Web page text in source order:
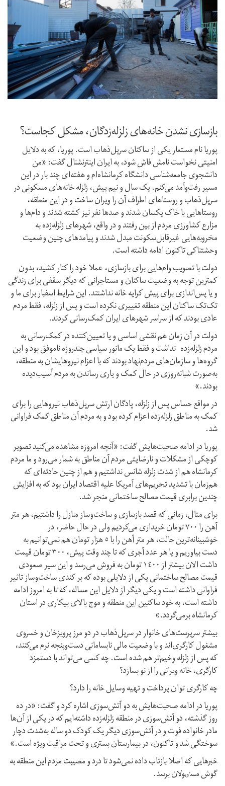
بازسازی نشدن خانه‌های زلزله‌زدگان، مشکل کجاست؟
پوریا نام مستعار یکی از ساکنان سرپل‌ذهاب است. پوریا، که به دلایل
امنیتی نخواست نامش فاش شود، به ایران اینترنشنال گفت: «من
دانشجوی جامعه‌شناسی دانشگاه کرمانشاه‌ام و هفته‌ای چند بار در این
مسیر رفت‌‌و‌آمد می‌کنم. یک‌ سال‌ و‌ نیم پیش، زلزله خانه‌های مسکونی در
سرپل‌ذهاب و روستاهای اطراف آن را ویران ساخت و در این منطقه،
روستاهایی با خاک یکسان شدند و صدها نفر نیز کشته شدند و دام‌ها و
مزارع کشاورزی مردم از بین رفتند و در واقع، شهرهای زلزله‌زده به
مخروبه‌هایی غیرقابل‌سکونت مبدل شدند و پیامد‌های چنین وضعیت
وحشتناکی تاکنون ادامه داشته است.
دولت با تصویب وام‌هایی برای بازسازی، عملا خود را کنار کشید، بدون
کمترین توجه به وضعیت ساکنان و مستاجرانی که دیگر سقفی برای زندگی
و یا پس‌اندازی برای پیش کرایه‌ خانه نداشتند. این شرایط اسفبار برای ما و
تک‌تک ساکنان این منطقه تغییری نکرده است و پس از زلزله، فقط مردم
عادی بودند که از سراسر شهر‌های ایران کمک‌رسانی کردند.
دولت در آن زمان هم نقشی اساسی و یا تعیین‌کننده در کمک‌رسانی به
مردم زلزله‌زده نداشت و فقط یک مانور سیاسی چند‌روزه ناموفق بود و این
گروه‌ها و سازمان‌های مردم‌نهاد بودند که با اعزام نیرو‌هایشان به منطقه،
به‌صورت شبانه‌‌روزی در حال کمک و یاری رساندن به مردم آسیب‌دیده
بودند.»
در مواقع حساس پس از زلزله، پادگان ارتش سرپل‌ذهاب نیروهایی را برای
کمک به مناطق زلزله‌زده اعزام کرده بود و به مردم آن مناطق کمک فراوانی
شد.
پوریا در ادامه صحبت‌هایش گفت: «آنچه امروزه مشاهده می‌کنید تصویر
کوچکی از مشکلات و نارضایتی مردم آن مناطق به شمار می‌رود و ما مردم
کرمانشاه هم از شدت زلزله شانس نداشتیم و هم از چنین حادثه‌ای که
هم‌زمان با تشدید تحریم‌های آمریکا علیه اقتصاد ایران بود که به افزایش
چندین برابری قیمت‌ مصالح ساختمانی منجر شد.
برای مثال، زمانی که قصد بازسازی و ساخت‌و‌ساز منازل را داشتیم، هر متر
آهن را ۷۰۰ تومان خریداری می‌کردیم ولی در حال حاضر، در
خوشبینانه‌ترین حالت، هر متر آهن را با ٥ هزار تومان هم نمی‌توانیم به
دست بیاوریم و یا هر عدد آجری که تا چند وقت پیش، ۳۰۰ تومان قیمت
داشت الان بیشتر از ۱٤۰۰ تومان به فروش می‌رسد و این سیر صعودی
قیمت مصالح ساختمانی یکی از دلایلی بوده که بر کندی ساخت‌و‌ساز تاثیر
فراوانی داشته است و یکی دیگر از دلایل این مساله، که تا به امروز ادامه
داشته است، به خود ساکنین این منطقه و موج بالای بیکاری در استان
کرمانشاه برمی‌گردد.»
بیشتر سرپرست‌های خانوار در سرپل‌ذهاب در دو مرز پرویزخان و خسروی
مشغول کارگری‌اند و با وضعیت مالی نابسامانی دست‌و‌پنجه نرم می‌کنند،
که پس از زلزله وخیم‌تر هم شده است. چه کسی می‌تواند با دستمزد
کارگری، خانه ویرانی را از نو بسازد؟
چه کارگری توان پرداخت و تهیه وسایل خانه را دارد؟
پوریا در ادامه صحبت‌هایش به دو آتش‌سوزی اشاره کرد و گفت: «در ده
روز گذشته، دو آتش‌سوزی در منطقه زلزله‌زده داشته‌ایم که در یکی از آن‌ها
مادر خانواده فوت و در آتش‌سوزی دیگر یک کودک دو ساله به‌شدت دچار
سوختگی شد و تاکنون، در بیمارستان بستری و تحت مراقبت ویژه است.»
خبرهایی که اصلا بازتاب داده نمی‌شود تا درد و مصیبت مردم این منطقه به
گوش مسٸولان برسد.